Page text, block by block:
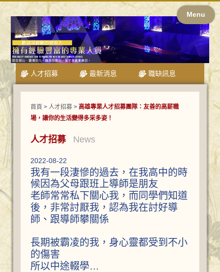
Menu
人才招募 最新消息 職缺訊息
首頁 > 人才招募 >高雄專業人才招募團隊：友善的高薪職
場，讓你的生活變得多采多姿！
人才招募 News
2022-08-22
我有一段淒慘的過去，在我高中的時
候因為父母跟班上導師是朋友
老師常常私下關心我，而同學們知道
後，非常討厭我，認為我在討好導
師、跟導師攀關係
長期被霸凌的我，身心靈都受到不小
的傷害
所以中途輟學…